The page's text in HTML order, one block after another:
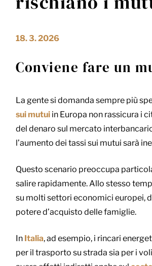
18. 3. 2026
Conviene fare un
La gente si domanda sempre più
sui mutui in Europa non rassicura i
del denaro sul mercato
l’aumento dei tassi sui mutui sarà
Questo scenario preoccupa
salire rapidamente. Allo stesso
su molti settori economici europei,
potere d’acquisto delle famiglie.
In Italia, ad esempio, i rincari
per il trasporto su strada sia per i